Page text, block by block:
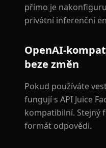
přímo je
privátní inferenční
OpenAI-
beze změn
Pokud používáte
fungují s API Juice
kompatibilní. Stejný
formát odpovědi.